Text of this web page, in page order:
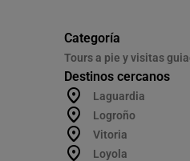
Categoría
Tours a pie y visitas
Destinos cercanos
Laguardia
Logroño
Vitoria
Loyola